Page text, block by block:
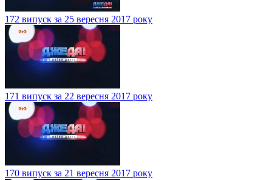
172 випуск за 25 вересня 2017 року
171 випуск за 22 вересня 2017 року
170 випуск за 21 вересня 2017 року